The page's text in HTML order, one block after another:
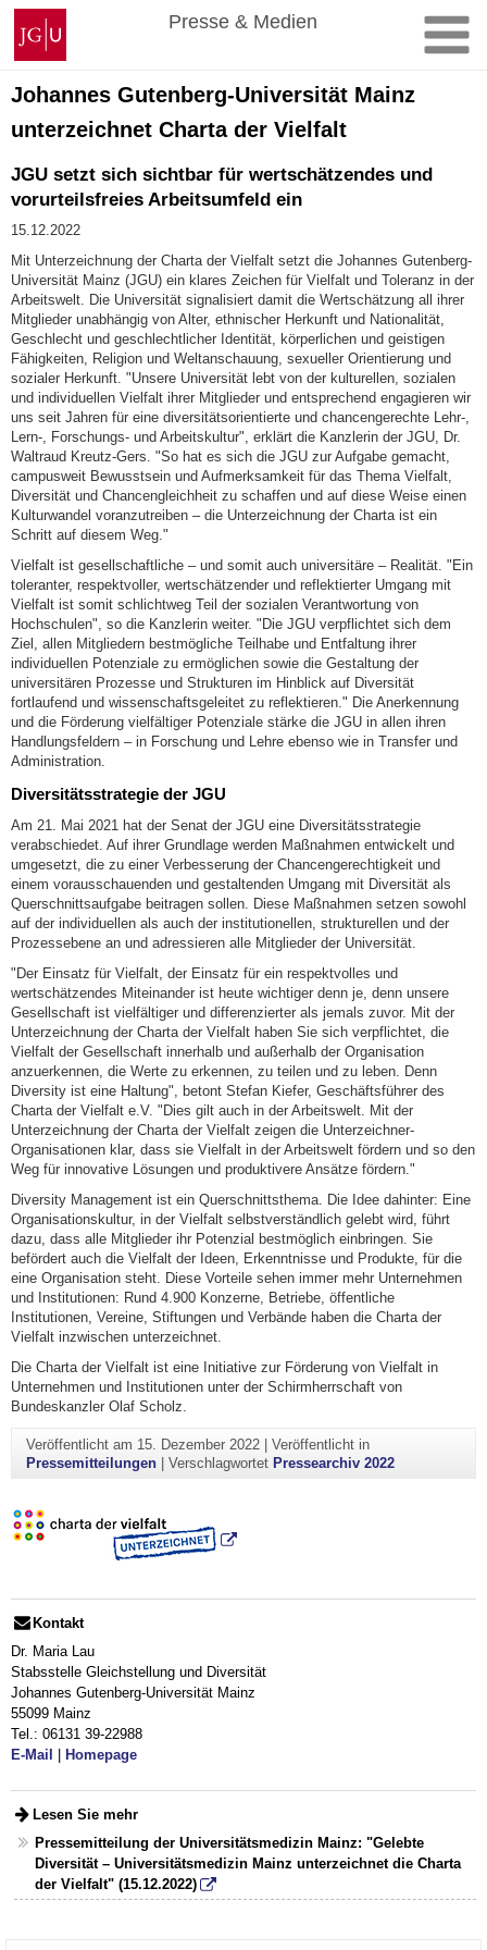
Zum
Inhalt
springen
Johannes
Gutenberg-
Universität
Mainz
Presse & Medien
Johannes Gutenberg-Universität Mainz
unterzeichnet Charta der Vielfalt
JGU setzt sich sichtbar für wertschätzendes und
vorurteilsfreies Arbeitsumfeld ein
15.12.2022
Mit Unterzeichnung der Charta der Vielfalt setzt die Johannes Gutenberg-
Universität Mainz (JGU) ein klares Zeichen für Vielfalt und Toleranz in der
Arbeitswelt. Die Universität signalisiert damit die Wertschätzung all ihrer
Mitglieder unabhängig von Alter, ethnischer Herkunft und Nationalität,
Geschlecht und geschlechtlicher Identität, körperlichen und geistigen
Fähigkeiten, Religion und Weltanschauung, sexueller Orientierung und
sozialer Herkunft. "Unsere Universität lebt von der kulturellen, sozialen
und individuellen Vielfalt ihrer Mitglieder und entsprechend engagieren wir
uns seit Jahren für eine diversitätsorientierte und chancengerechte Lehr-,
Lern-, Forschungs- und Arbeitskultur", erklärt die Kanzlerin der JGU, Dr.
Waltraud Kreutz-Gers. "So hat es sich die JGU zur Aufgabe gemacht,
campusweit Bewusstsein und Aufmerksamkeit für das Thema Vielfalt,
Diversität und Chancengleichheit zu schaffen und auf diese Weise einen
Kulturwandel voranzutreiben – die Unterzeichnung der Charta ist ein
Schritt auf diesem Weg."
Vielfalt ist gesellschaftliche – und somit auch universitäre – Realität. "Ein
toleranter, respektvoller, wertschätzender und reflektierter Umgang mit
Vielfalt ist somit schlichtweg Teil der sozialen Verantwortung von
Hochschulen", so die Kanzlerin weiter. "Die JGU verpflichtet sich dem
Ziel, allen Mitgliedern bestmögliche Teilhabe und Entfaltung ihrer
individuellen Potenziale zu ermöglichen sowie die Gestaltung der
universitären Prozesse und Strukturen im Hinblick auf Diversität
fortlaufend und wissenschaftsgeleitet zu reflektieren." Die Anerkennung
und die Förderung vielfältiger Potenziale stärke die JGU in allen ihren
Handlungsfeldern – in Forschung und Lehre ebenso wie in Transfer und
Administration.
Diversitätsstrategie der JGU
Am 21. Mai 2021 hat der Senat der JGU eine Diversitätsstrategie
verabschiedet. Auf ihrer Grundlage werden Maßnahmen entwickelt und
umgesetzt, die zu einer Verbesserung der Chancengerechtigkeit und
einem vorausschauenden und gestaltenden Umgang mit Diversität als
Querschnittsaufgabe beitragen sollen. Diese Maßnahmen setzen sowohl
auf der individuellen als auch der institutionellen, strukturellen und der
Prozessebene an und adressieren alle Mitglieder der Universität.
"Der Einsatz für Vielfalt, der Einsatz für ein respektvolles und
wertschätzendes Miteinander ist heute wichtiger denn je, denn unsere
Gesellschaft ist vielfältiger und differenzierter als jemals zuvor. Mit der
Unterzeichnung der Charta der Vielfalt haben Sie sich verpflichtet, die
Vielfalt der Gesellschaft innerhalb und außerhalb der Organisation
anzuerkennen, die Werte zu erkennen, zu teilen und zu leben. Denn
Diversity ist eine Haltung", betont Stefan Kiefer, Geschäftsführer des
Charta der Vielfalt e.V. "Dies gilt auch in der Arbeitswelt. Mit der
Unterzeichnung der Charta der Vielfalt zeigen die Unterzeichner-
Organisationen klar, dass sie Vielfalt in der Arbeitswelt fördern und so den
Weg für innovative Lösungen und produktivere Ansätze fördern."
Diversity Management ist ein Querschnittsthema. Die Idee dahinter: Eine
Organisationskultur, in der Vielfalt selbstverständlich gelebt wird, führt
dazu, dass alle Mitglieder ihr Potenzial bestmöglich einbringen. Sie
befördert auch die Vielfalt der Ideen, Erkenntnisse und Produkte, für die
eine Organisation steht. Diese Vorteile sehen immer mehr Unternehmen
und Institutionen: Rund 4.900 Konzerne, Betriebe, öffentliche
Institutionen, Vereine, Stiftungen und Verbände haben die Charta der
Vielfalt inzwischen unterzeichnet.
Die Charta der Vielfalt ist eine Initiative zur Förderung von Vielfalt in
Unternehmen und Institutionen unter der Schirmherrschaft von
Bundeskanzler Olaf Scholz.
Veröffentlicht am 15. Dezember 2022| Veröffentlicht in
Pressemitteilungen| Verschlagwortet Pressearchiv 2022
Kontakt
Dr. Maria Lau
Stabsstelle Gleichstellung und Diversität
Johannes Gutenberg-Universität Mainz
55099 Mainz
Tel.: 06131 39-22988
E-Mail
Homepage
Lesen Sie mehr
Pressemitteilung der Universitätsmedizin Mainz: "Gelebte
Diversität – Universitätsmedizin Mainz unterzeichnet die Charta
der Vielfalt" (15.12.2022)